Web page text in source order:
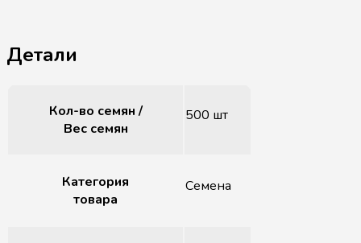
Детали
Кол-во семян /
Вес семян
500 шт
Категория
товара
Семена